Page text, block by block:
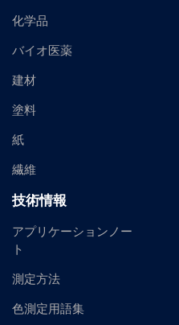
化学品
バイオ医薬
建材
塗料
紙
繊維
技術情報
アプリケーションノー
ト
測定方法
色測定用語集